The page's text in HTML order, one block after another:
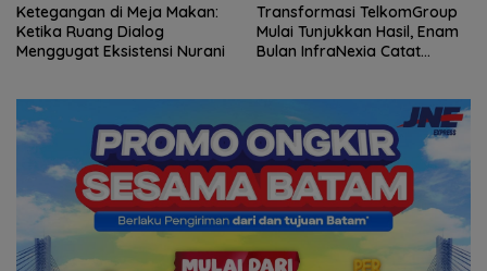
Ketegangan di Meja Makan:
Ketika Ruang Dialog
Menggugat Eksistensi Nurani
Transformasi TelkomGroup
Mulai Tunjukkan Hasil, Enam
Bulan InfraNexia Catat